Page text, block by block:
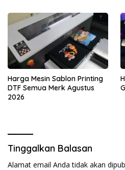
Harga Mesin Sablon Printing
DTF Semua Merk Agustus
2026
Tinggalkan Balasan
Alamat email Anda tidak akan